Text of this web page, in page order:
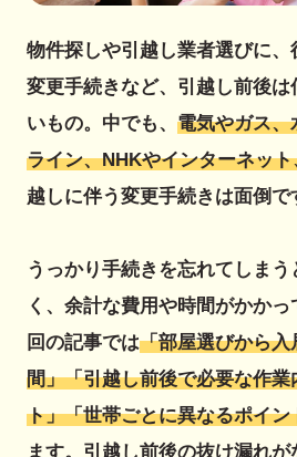
物件探しや引越し業者選びに
変更手続きなど、引越し前後
いもの。中でも、 電気やガス、
ライン、NHKやインターネッ
越しに伴う変更手続きは面倒で
うっかり手続きを忘れてしま
く、余計な費用や時間がかか
回の記事では「部屋選びから
間」「引越し前後で必要な作
ト」「世帯ごとに異なるポイン
ます。引越し前後の抜け漏れ